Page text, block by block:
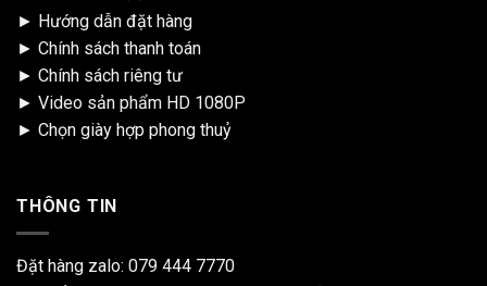
► Hướng dẫn đặt hàng
► Chính sách thanh toán
► Chính sách riêng tư
► Video sản phẩm HD 1080P
► Chọn giày hợp phong thuỷ
THÔNG TIN
Đặt hàng zalo: 079 444 7770